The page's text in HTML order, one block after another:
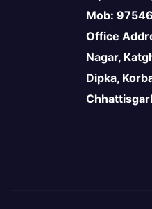
Mob:
Office
Nagar,
Dipka,